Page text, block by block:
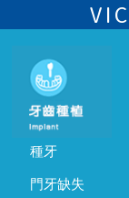
的時間及資料，
種牙
門牙缺失